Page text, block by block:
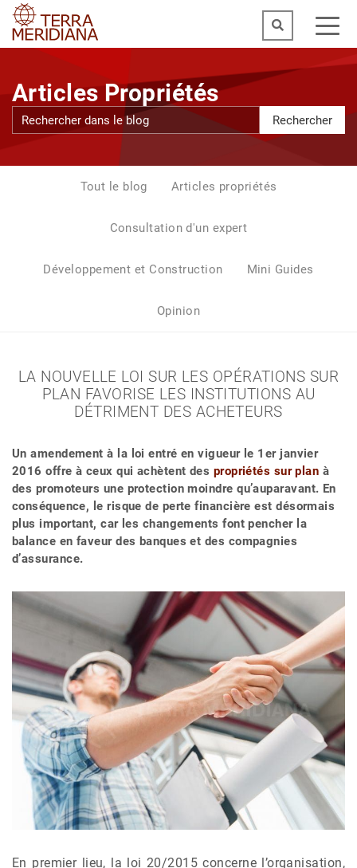
Articles Propriétés
Rechercher
Tout le blog Articles propriétés
Consultation d'un expert
Développement et Construction Mini Guides
Opinion
LA NOUVELLE LOI SUR LES OPÉRATIONS SUR
PLAN FAVORISE LES INSTITUTIONS AU
DÉTRIMENT DES ACHETEURS
Un amendement à la loi entré en vigueur le 1er janvier
2016 offre à ceux qui achètent des propriétés sur plan à
des promoteurs une protection moindre qu’auparavant. En
conséquence, le risque de perte financière est désormais
plus important, car les changements font pencher la
balance en faveur des banques et des compagnies
d’assurance.
En premier lieu, la loi 20/2015 concerne l’organisation,